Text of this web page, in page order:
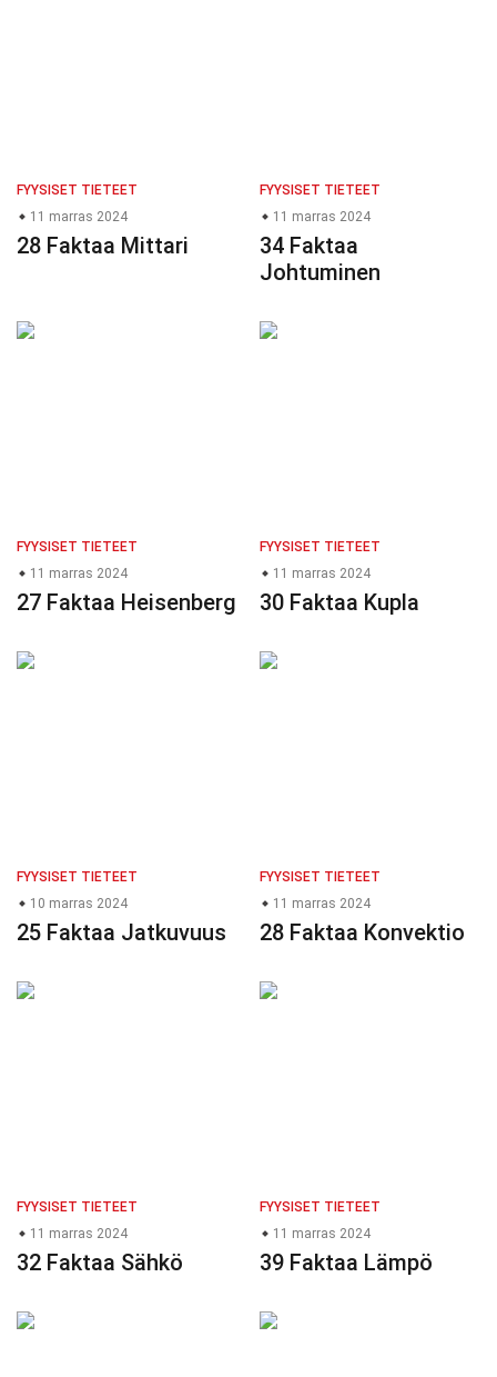
FYYSISET TIETEET
11 marras 2024
28 Faktaa Mittari
FYYSISET TIETEET
11 marras 2024
34 Faktaa
Johtuminen
FYYSISET TIETEET
11 marras 2024
27 Faktaa Heisenberg
FYYSISET TIETEET
11 marras 2024
30 Faktaa Kupla
FYYSISET TIETEET
10 marras 2024
25 Faktaa Jatkuvuus
FYYSISET TIETEET
11 marras 2024
28 Faktaa Konvektio
FYYSISET TIETEET
11 marras 2024
32 Faktaa Sähkö
FYYSISET TIETEET
11 marras 2024
39 Faktaa Lämpö